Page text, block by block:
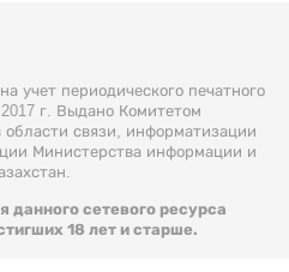
учет периодического печатного
г. Выдано Комитетом
области связи, информатизации
Министерства информации и
сетевого ресурса
18 лет и старше.